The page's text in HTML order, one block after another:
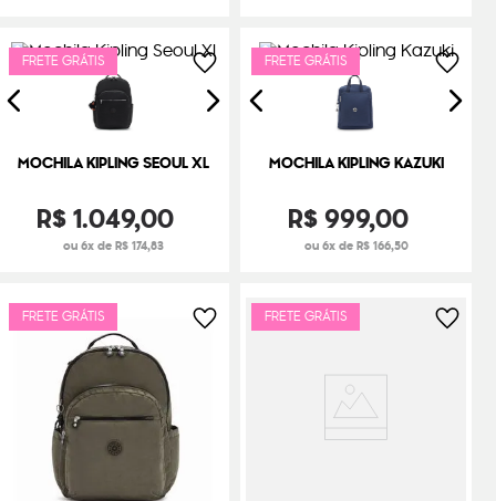
FRETE GRÁTIS
MOCHILA KIPLING SEOUL XL
R$1.049,00
ou 6x de R$ 174,83
FRETE GRÁTIS
MOCHILA KIPLING KAZUKI
R$999,00
ou 6x de R$ 166,50
FRETE GRÁTIS FRETE GRÁTIS